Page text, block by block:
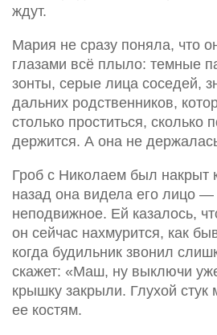
ждут.
Мария не сразу поняла, что
глазами всё плыло: темные
зонты, серые лица соседей,
дальних родственников,
столько проститься, сколько
держится. А она не
Гроб с Николаем был
назад она видела его лицо —
неподвижное. Ей казалось,
он сейчас нахмурится, как
когда будильник звонил
скажет: «Маш, ну выключи
крышку закрыли. Глухой
ее костям.